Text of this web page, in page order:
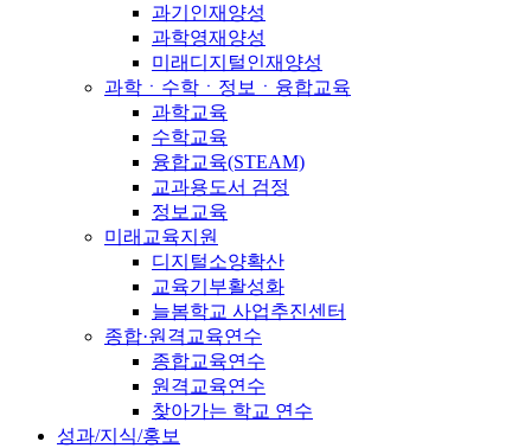
과기인재양성
과학영재양성
미래디지털인재양성
과학ㆍ수학ㆍ정보ㆍ융합교육
과학교육
수학교육
융합교육(STEAM)
교과용도서 검정
정보교육
미래교육지원
디지털소양확산
교육기부활성화
늘봄학교 사업추진센터
종합·원격교육연수
종합교육연수
원격교육연수
찾아가는 학교 연수
성과/지식/홍보